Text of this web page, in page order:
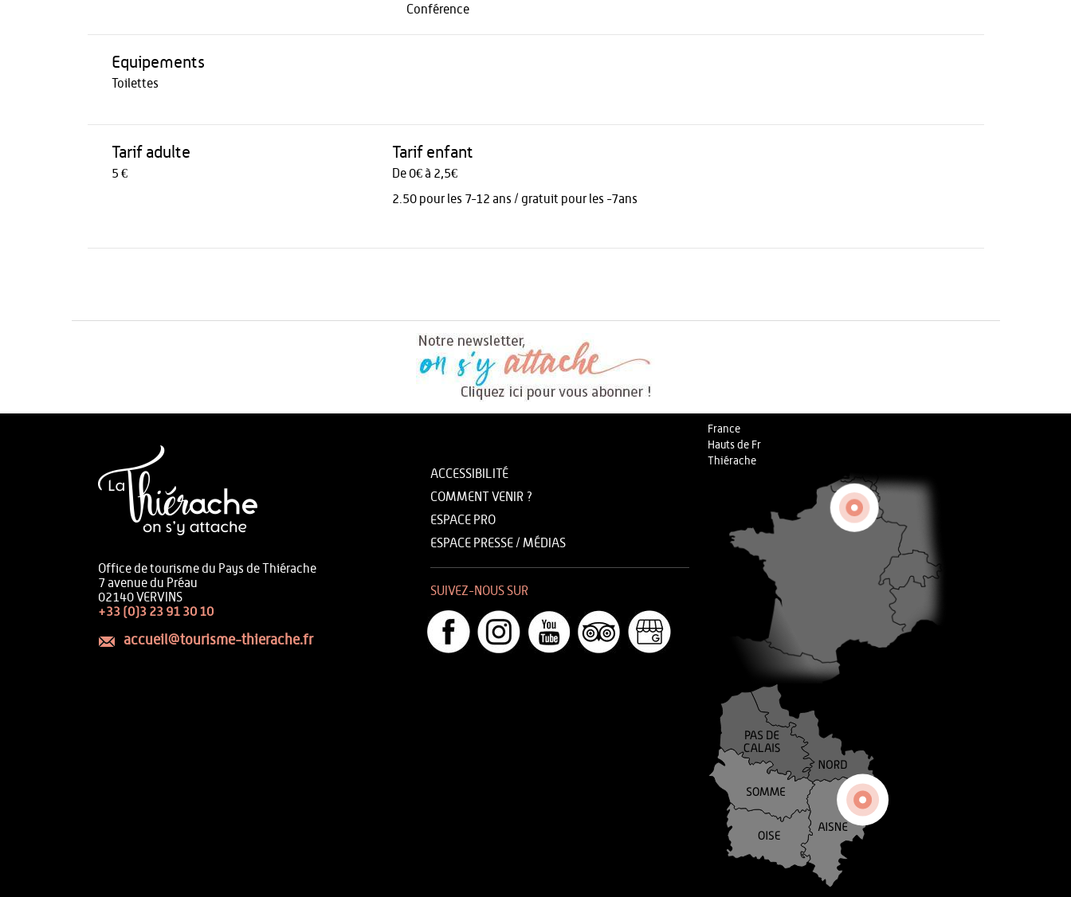
Conférence
Equipements
Toilettes
Tarif adulte
5 €
Tarif enfant
De 0€ à 2,5€
2.50 pour les 7-12 ans / gratuit pour les -7ans
Office de tourisme du Pays de Thiérache
7 avenue du Préau
02140 VERVINS
+33 (0)3 23 91 30 10
accueil@tourisme-thierache.fr
ACCESSIBILITÉ
COMMENT VENIR ?
ESPACE PRO
ESPACE PRESSE / MÉDIAS
SUIVEZ-NOUS SUR
France
Hauts de Fr
Thiérache